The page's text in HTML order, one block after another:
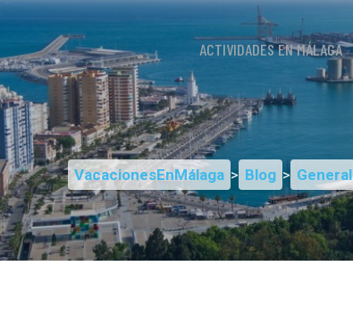
ACTIVIDADES EN MÁLAGA
VacacionesEnMálaga > Blog > General